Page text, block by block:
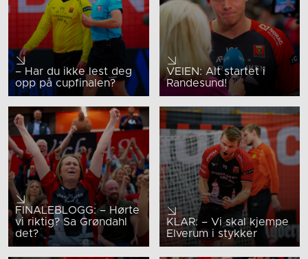
– Har du ikke lest deg
opp på cupfinalen?
VEIEN: Alt startet i
Randesund!
FINALEBLOGG: – Hørte
vi riktig? Sa Grøndahl
det?
KLAR: – Vi skal kjempe
Elverum i stykker